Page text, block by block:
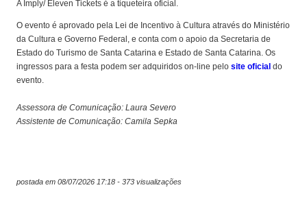
A Imply/ Eleven Tickets é a tiqueteira oficial.
O evento é aprovado pela Lei de Incentivo à Cultura através do Ministério
da Cultura e Governo Federal, e conta com o apoio da Secretaria de
Estado do Turismo de Santa Catarina e Estado de Santa Catarina. Os
ingressos para a festa podem ser adquiridos on-line pelosite oficial do
evento.
Assessora de Comunicação: Laura Severo
Assistente de Comunicação: Camila Sepka
postada em 08/07/2026 17:18 - 373 visualizações